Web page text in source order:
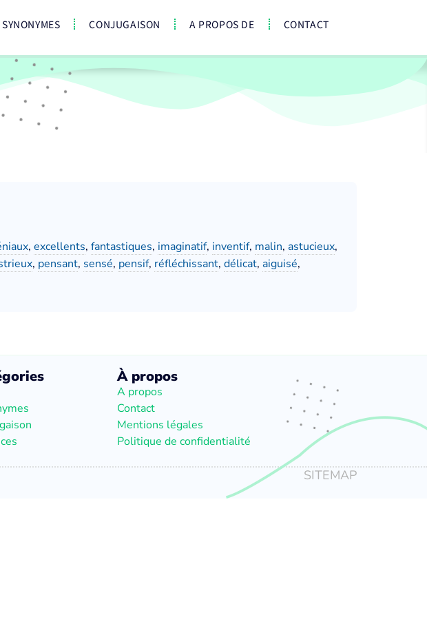
SYNONYMES CONJUGAISON A PROPOS DE CONTACT
, excellents, fantastiques, imaginatif, inventif, malin, astucieux,
, pensant, sensé, pensif, réfléchissant, délicat, aiguisé,
À propos
A propos
Contact
Mentions légales
Politique de confidentialité
SITEMAP